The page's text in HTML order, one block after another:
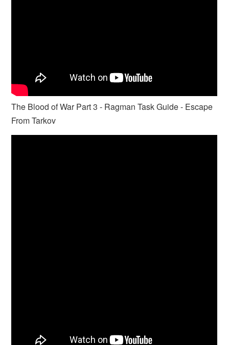
The Blood of War Part 3 - Ragman Task Guide - Escape
From Tarkov